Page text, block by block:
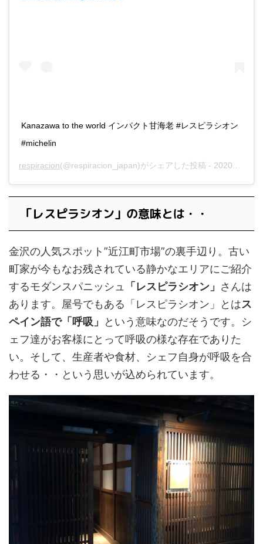
Kanazawa to the world インパクト甘海老 #レスピラシオン
#michelin
respiracion(@respiracion_japan)がシェアした投稿 - 2020年 6月月24日午後11時14分PDT
「レスピラシオン」の意味とは・・
金沢の人気スポット”近江町市場”の裏手辺り。古い
町家が今もなお残されている静かなエリアにご紹介
するモダンスパニッシュ 「レスピラシオン」 さんは
あります。屋号でもある「レスピラシオン」とはス
ペイン語で「呼吸」
という意味なのだそうです。シ
ェフ達がお客様にとって呼吸の様な存在でありた
い。そして、生産者や食材、シェフ自身が呼吸を合
わせる・・という思いが込められています。